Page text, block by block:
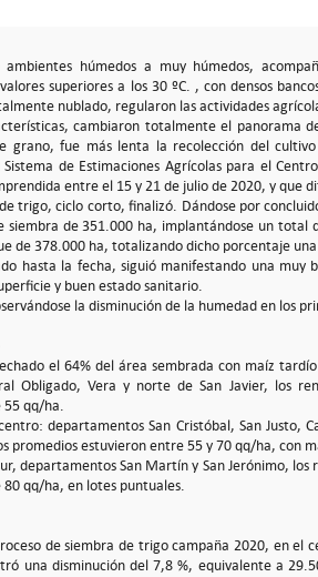
ambientes húmedos a muy húmedos,
superiores a los 30 ºC. , con densos
nublado, regularon las actividades
cambiaron totalmente el panorama
grano, fue más lenta la recolección del
de Estimaciones Agrícolas para el
entre el 15 y 21 de julio de 2020, y que
trigo, ciclo corto, finalizó. Dándose por
siembra de 351.000 ha, implantándose un
de 378.000 ha, totalizando dicho porcentaje
hasta la fecha, siguió manifestando una
y buen estado sanitario.
la disminución de la humedad en los
el 64% del área sembrada con maíz
Obligado, Vera y norte de San Javier, los
55 qq/ha.
departamentos San Cristóbal, San Justo,
promedios estuvieron entre 55 y 70 qq/ha, con
departamentos San Martín y San Jerónimo,
80 qq/ha, en lotes puntuales.
de siembra de trigo campaña 2020, en
una disminución del 7,8 %, equivalente a